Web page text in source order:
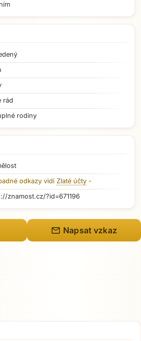
rád
rodiny
odkazy vidí Zlaté účty -
znamost.cz/?id=671196
mail Napsat vzkaz